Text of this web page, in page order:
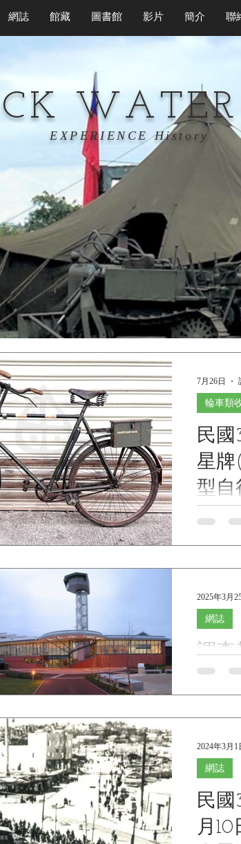
網誌 館藏 圖書館 影片 簡介 聯
EXPERIENCE History
民國
星牌
型自
British
護勤務
資料 文
Pattern,
Aid Box,
年
料.
輪車類
7月26日
調查
車博
頓戰車
述 博文
大的戰
輛來自
（Ti...
網誌
2025年3月
民國
月
網誌
2024年3月1